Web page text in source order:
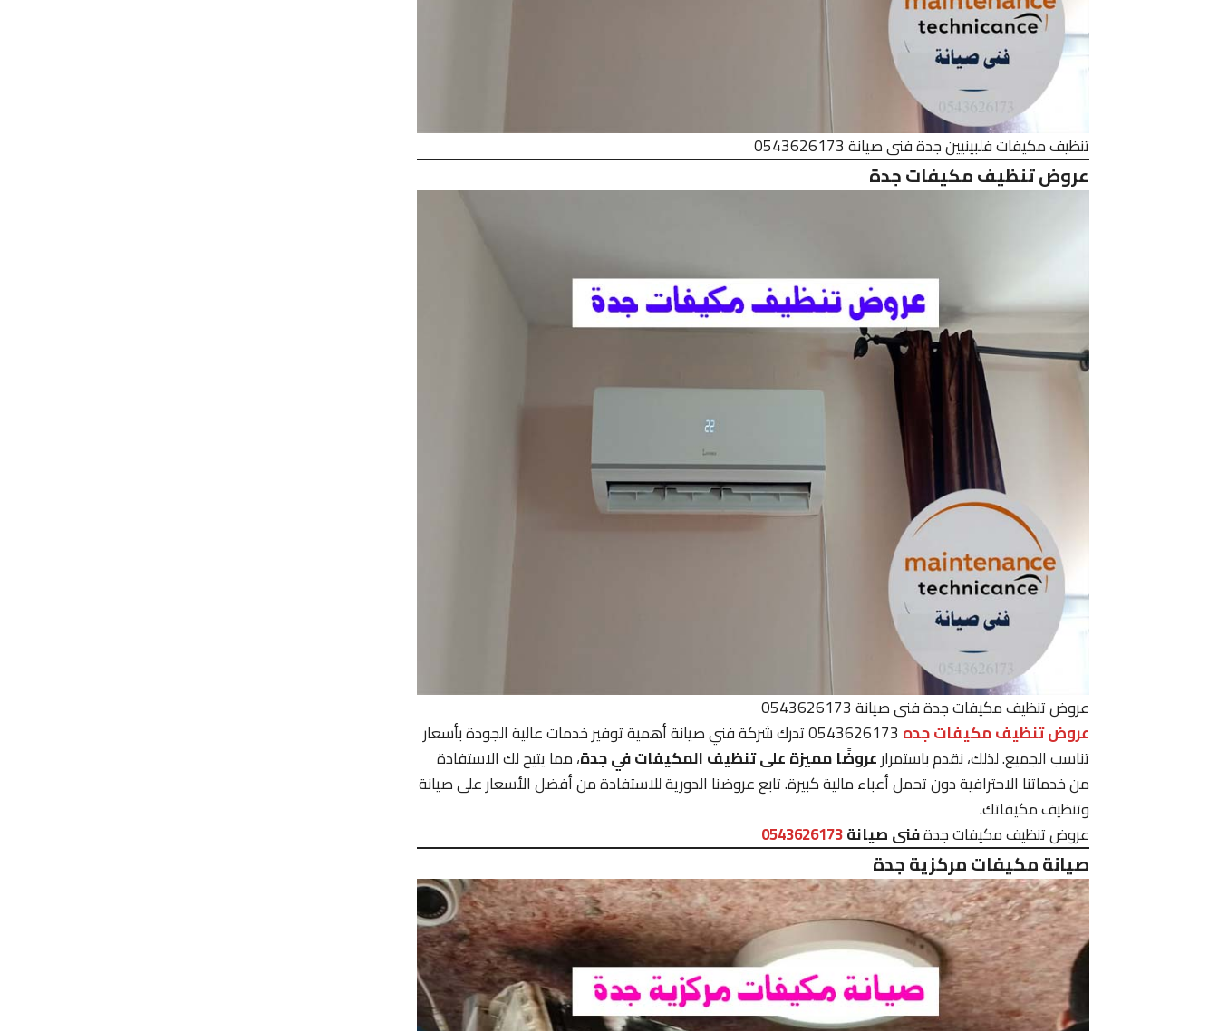
تنظيف مكيفات فلبينيين جدة فنى صيانة 0543626173
عروض تنظيف مكيفات جدة
عروض تنظيف مكيفات جدة فنى صيانة 0543626173
عروض تنظيف مكيفات جده
0543626173 تدرك شركة فني صيانة أهمية توفير خدمات عالية الجودة بأسعار
تناسب الجميع. لذلك، نقدم باستمرارعروضًا مميزة على تنظيف المكيفات في جدة، مما يتيح لك الاستفادة
من خدماتنا الاحترافية دون تحمل أعباء مالية كبيرة. تابع عروضنا الدورية للاستفادة من أفضل الأسعار على صيانة
وتنظيف مكيفاتك.
عروض تنظيف مكيفات جدةفنى صيانة0543626173
صيانة مكيفات مركزية جدة